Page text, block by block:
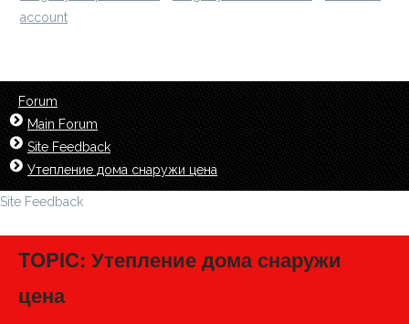
account
Forum
Main Forum
Site Feedback
Утепление дома снаружи цена
Site Feedback
TOPIC: Утепление дома снаружи
цена